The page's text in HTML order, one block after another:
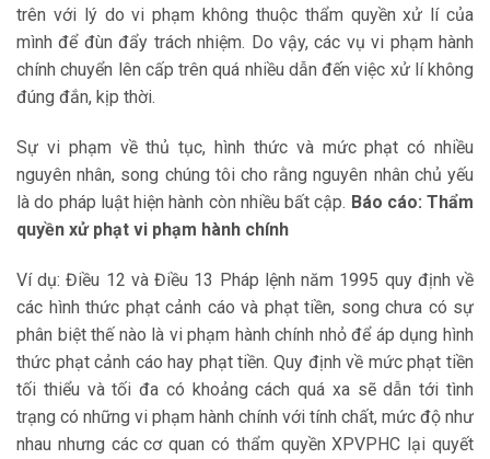
trên với lý do vi phạm không thuộc thẩm quyền xử lí của
mình để đùn đẩy trách nhiệm. Do vậy, các vụ vi phạm hành
chính chuyển lên cấp trên quá nhiều dẫn đến việc xử lí không
đúng đắn, kịp thời.
Sự vi phạm về thủ tục, hình thức và mức phạt có nhiều
nguyên nhân, song chúng tôi cho rằng nguyên nhân chủ yếu
là do pháp luật hiện hành còn nhiều bất cập. Báo cáo: Thẩm
quyền xử phạt vi phạm hành chính
Ví dụ: Điều 12 và Điều 13 Pháp lệnh năm 1995 quy định về
các hình thức phạt cảnh cáo và phạt tiền, song chưa có sự
phân biệt thế nào là vi phạm hành chính nhỏ để áp dụng hình
thức phạt cảnh cáo hay phạt tiền. Quy định về mức phạt tiền
tối thiểu và tối đa có khoảng cách quá xa sẽ dẫn tới tình
trạng có những vi phạm hành chính với tính chất, mức độ như
nhau nhưng các cơ quan có thẩm quyền XPVPHC lại quyết